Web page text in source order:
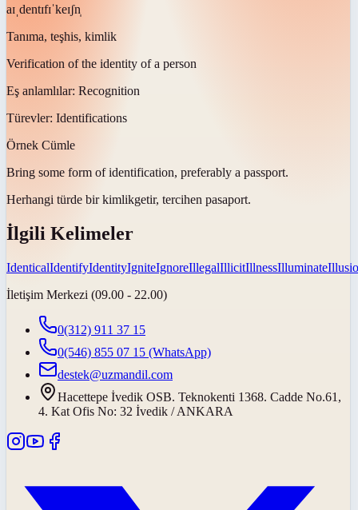
aɪˌdentɪfɪˈkeɪʃn̩
Tanıma, teşhis, kimlik
Verification of the identity of a person
Eş anlamlılar: Recognition
Türevler: Identifications
Örnek Cümle
Bring some form of identification, preferably a passport.
Herhangi türde bir kimlikgetir, tercihen pasaport.
İlgili Kelimeler
IdenticalIdentifyIdentityIgniteIgnoreIllegalIllicitIllnessIlluminate
İletişim Merkezi (09.00 - 22.00)
0(312) 911 37 15
0(546) 855 07 15 (WhatsApp)
destek@uzmandil.com
Hacettepe İvedik OSB. Teknokenti 1368. Cadde No.61,
4. Kat Ofis No: 32 İvedik / ANKARA